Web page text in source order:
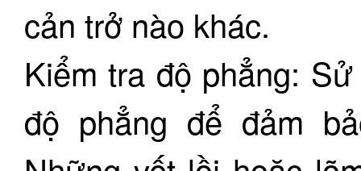
cản trở nào khác.
Kiểm tra độ phẳng:
độ phẳng để đảm